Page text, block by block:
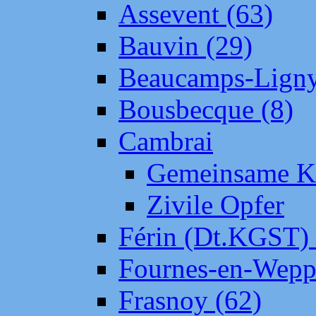
Assevent (63)
Bauvin (29)
Beaucamps-
Bousbecque (8)
Cambrai
Gemeinsame
Zivile Opfer
Férin (Dt.KGST)
Fournes-en-
Frasnoy (62)